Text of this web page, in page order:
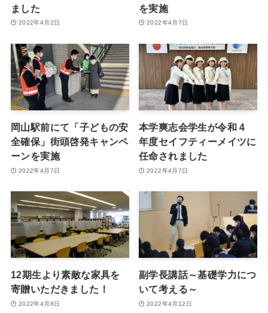
ました
2022年4月2日
を実施
2022年4月7日
岡山駅前にて「子どもの安
全確保」街頭啓発キャンペ
ーンを実施
2022年4月7日
本学爽志会学生が令和 4
年度セイフティーメイツに
任命されました
2022年4月7日
12期生より素敵な家具を
寄贈いただきました！
2022年4月8日
副学長講話～基礎学力につ
いて考える～
2022年4月12日